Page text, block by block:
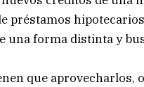
préstamos
una forma distinta y
que aprovecharlos,